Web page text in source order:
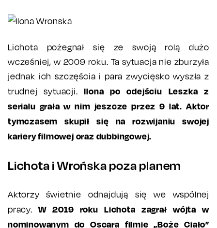
Lichota pożegnał się ze swoją rolą dużo
wcześniej, w 2009 roku. Ta sytuacja nie zburzyła
jednak ich szczęścia i para zwycięsko wyszła z
trudnej sytuacji.Ilona po odejściu Leszka z
serialu grała w nim jeszcze przez 9 lat. Aktor
tymczasem skupił się na rozwijaniu swojej
kariery filmowej oraz dubbingowej.
Lichota i Wrońska poza planem
Aktorzy świetnie odnajdują się we wspólnej
pracy.W 2019 roku Lichota zagrał wójta w
nominowanym do Oscara filmie „Boże Ciało”